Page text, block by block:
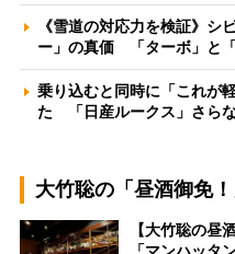
《雪道の対応力を検証》シ
ー」の真価 「ターボ」と
乗り込むと同時に「これが
た 「日産ルークス」さら
大竹聡の「昼酒御免！
【大竹聡の昼